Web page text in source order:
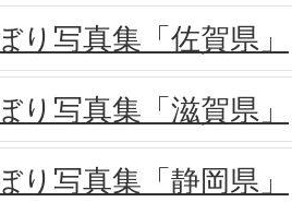
り写真集「佐賀県」
り写真集「滋賀県」
り写真集「静岡県」